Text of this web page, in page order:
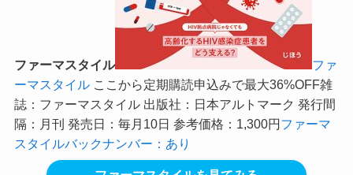
ファーマスタイル
ファ
ーマスタイル ここから定期購読申込みで最大36%OFF雑
誌：ファーマスタイル 出版社：日本アルトマーク 発行間
隔：月刊 発売日：毎月10日 参考価格：1,300円ファーマ
スタイルバックナンバー：あり